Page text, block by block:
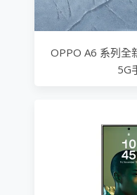
OPPO A6 系列全
5G